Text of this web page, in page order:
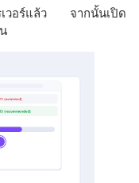
เวอร์แล้ว จากนั้นเปิด